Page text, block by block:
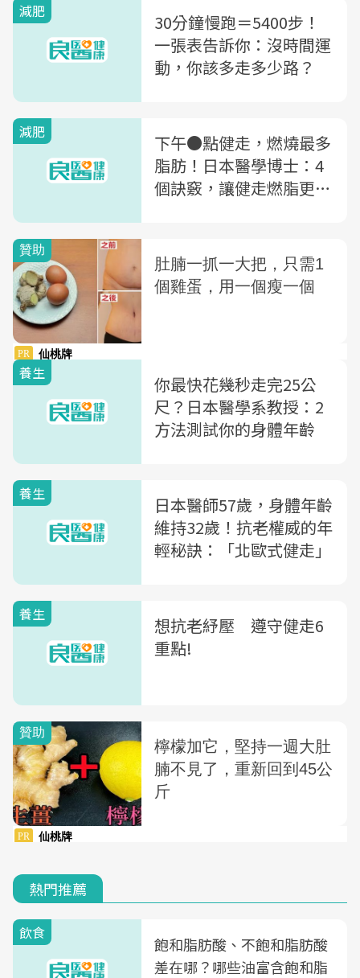
減肥
30分鐘慢跑＝5400步！
一張表告訴你：沒時間運
動，你該多走多少路？
減肥
下午●點健走，燃燒最多
脂肪！日本醫學博士：4
個訣竅，讓健走燃脂更有
養生
你最快花幾秒走完25公
尺？日本醫學系教授：2
方法測試你的身體年齡
養生
日本醫師57歲，身體年齡
維持32歲！抗老權威的年
輕秘訣：「北歐式健走」
養生
想抗老紓壓 遵守健走6
重點!
熱門推薦
飲食
飽和脂肪酸、不飽和脂肪酸
差在哪？哪些油富含飽和脂